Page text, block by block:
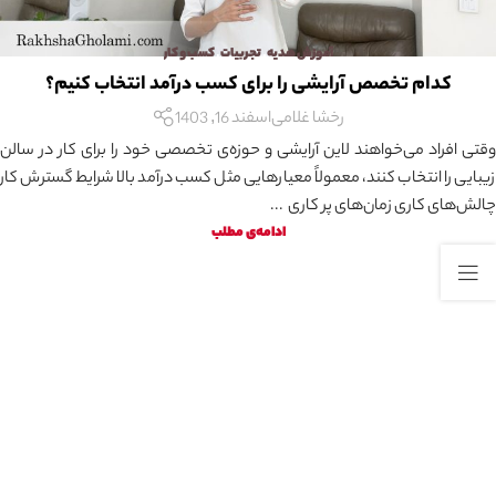
آموزش هدیه,تجربیات,کسب و کار
کدام تخصص آرایشی را برای کسب درآمد انتخاب کنیم؟
رخشا غلامیاسفند 16, 1403
وقتی افراد می‌خواهند لاین آرایشی و حوزه‌ی تخصصی خود را برای کار در سالن‌
زیبایی را انتخاب کنند، معمولاً معیارهایی مثل کسب درآمد بالا شرایط گسترش کار
چالش‌های کاری زمان‌های پر کاری ...
ادامه‌ی مطلب